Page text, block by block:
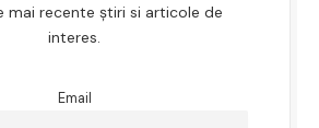
mai recente știri si articole de
interes.
Email